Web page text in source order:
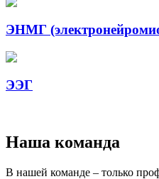
ЭНМГ
ЭЭГ
Наша команда
В нашей команде – только